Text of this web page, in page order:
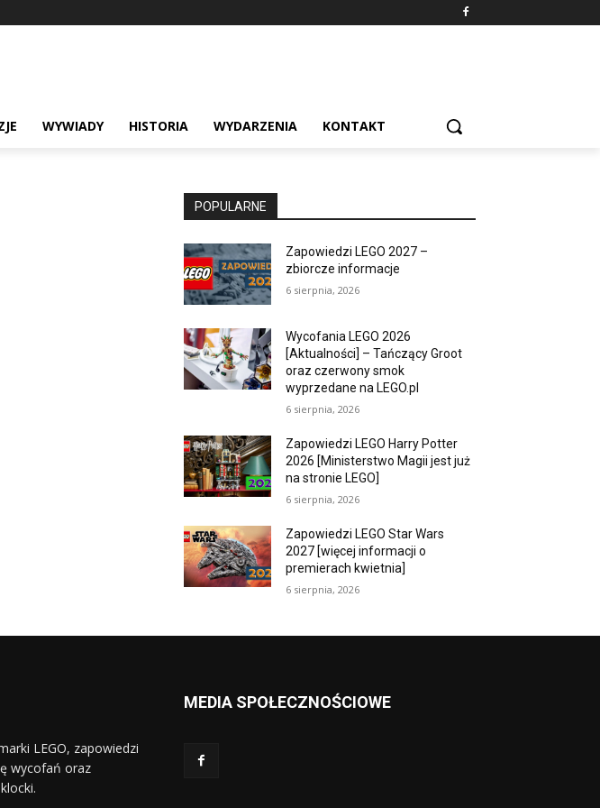
WYWIADY HISTORIA WYDARZENIA KONTAKT
POPULARNE
Zapowiedzi LEGO 2027 –
zbiorcze informacje
6 sierpnia, 2026
Wycofania LEGO 2026
[Aktualności] – Tańczący Groot
oraz czerwony smok
wyprzedane na LEGO.pl
6 sierpnia, 2026
Zapowiedzi LEGO Harry Potter
2026 [Ministerstwo Magii jest już
na stronie LEGO]
6 sierpnia, 2026
Zapowiedzi LEGO Star Wars
2027 [więcej informacji o
premierach kwietnia]
6 sierpnia, 2026
LEGO, zapowiedzi
wycofań oraz
MEDIA SPOŁECZNOŚCIOWE